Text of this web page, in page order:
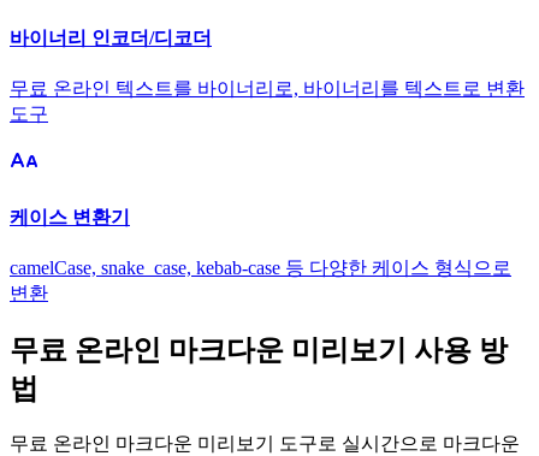
바이너리 인코더/디코더
무료 온라인 텍스트를 바이너리로, 바이너리를 텍스트로 변환
도구
케이스 변환기
camelCase, snake_case, kebab-case 등 다양한 케이스 형식으로
변환
무료 온라인 마크다운 미리보기 사용 방
법
무료 온라인 마크다운 미리보기 도구로 실시간으로 마크다운